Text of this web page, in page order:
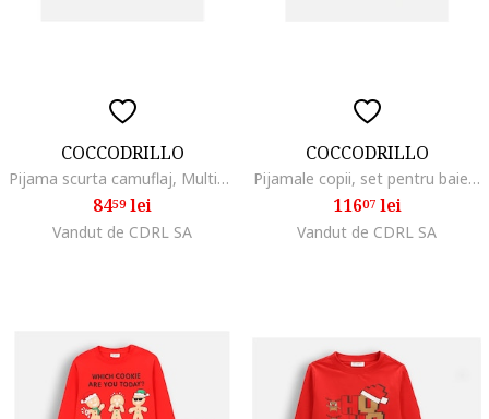
COCCODRILLO
Pijama scurta camuflaj, Multicolor
8459lei
Vandut de CDRL SA
COCCODRILLO
Pijamale copii, set pentru baieti, bleumarin, din poliester
11607lei
Vandut de CDRL SA